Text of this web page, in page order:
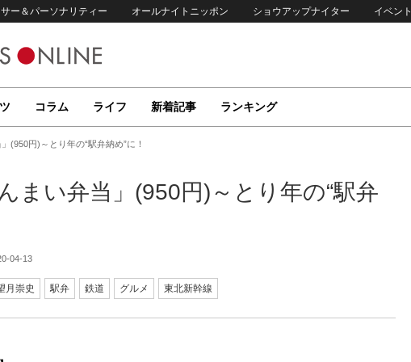
ー＆パーソナリティー オールナイトニッポン ショウアップナイター イベント
コラム ライフ 新着記事 ランキング
(950円)～とり年の“駅弁納め”に！
まい弁当」(950円)～とり年の“駅弁
04-13
月崇史 駅弁 鉄道 グルメ 東北新幹線